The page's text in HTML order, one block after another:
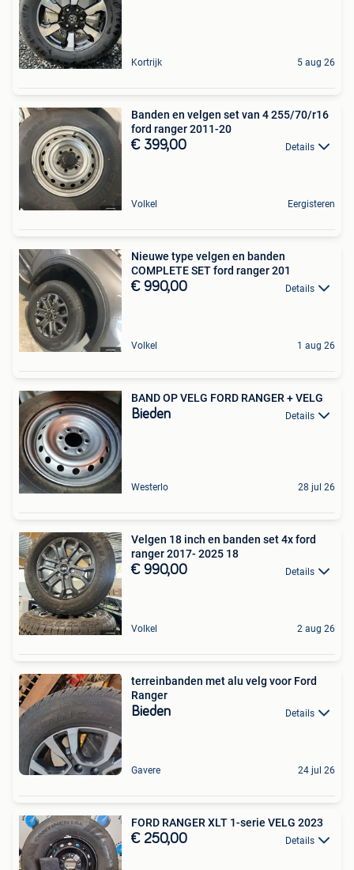
Kortrijk 5 aug 26
Banden en velgen set van 4 255/70/r16
ford ranger 2011-20
€ 399,00 Details
Volkel Eergisteren
Nieuwe type velgen en banden
COMPLETE SET ford ranger 201
€ 990,00 Details
Volkel 1 aug 26
BAND OP VELG FORD RANGER + VELG
Bieden Details
Westerlo 28 jul 26
Velgen 18 inch en banden set 4x ford
ranger 2017- 2025 18
€ 990,00 Details
Volkel 2 aug 26
terreinbanden met alu velg voor Ford
Ranger
Bieden Details
Gavere 24 jul 26
FORD RANGER XLT 1-serie VELG 2023
€ 250,00 Details